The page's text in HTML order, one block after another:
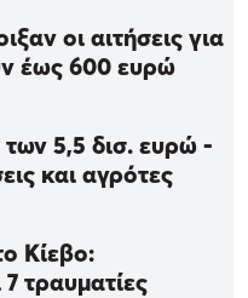
οι αιτήσεις για
έως 600 ευρώ
των 5,5 δισ. ευρώ -
και αγρότες
Κίεβο:
τραυματίες